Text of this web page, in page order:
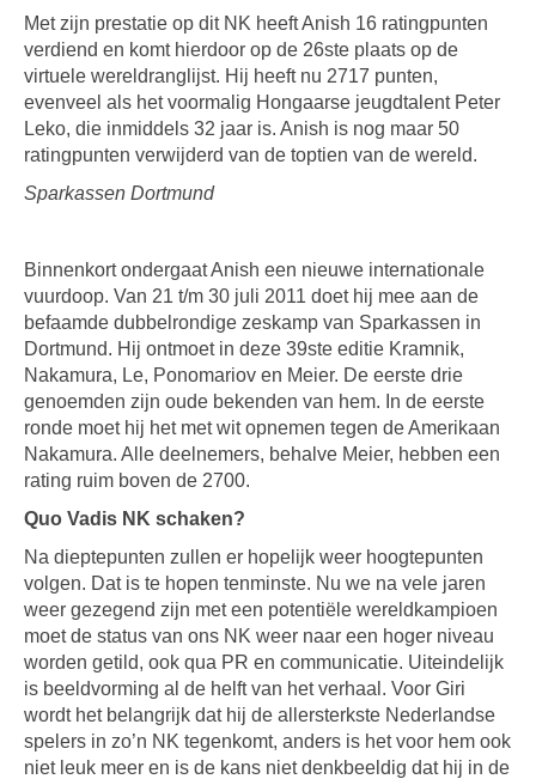
Met zijn prestatie op dit NK heeft Anish 16 ratingpunten
verdiend en komt hierdoor op de 26ste plaats op de
virtuele wereldranglijst. Hij heeft nu 2717 punten,
evenveel als het voormalig Hongaarse jeugdtalent Peter
Leko, die inmiddels 32 jaar is. Anish is nog maar 50
ratingpunten verwijderd van de toptien van de wereld.
Sparkassen Dortmund
Binnenkort ondergaat Anish een nieuwe internationale
vuurdoop. Van 21 t/m 30 juli 2011 doet hij mee aan de
befaamde dubbelrondige zeskamp van Sparkassen in
Dortmund. Hij ontmoet in deze 39ste editie Kramnik,
Nakamura, Le, Ponomariov en Meier. De eerste drie
genoemden zijn oude bekenden van hem. In de eerste
ronde moet hij het met wit opnemen tegen de Amerikaan
Nakamura. Alle deelnemers, behalve Meier, hebben een
rating ruim boven de 2700.
Quo Vadis NK schaken?
Na dieptepunten zullen er hopelijk weer hoogtepunten
volgen. Dat is te hopen tenminste. Nu we na vele jaren
weer gezegend zijn met een potentiële wereldkampioen
moet de status van ons NK weer naar een hoger niveau
worden getild, ook qua PR en communicatie. Uiteindelijk
is beeldvorming al de helft van het verhaal. Voor Giri
wordt het belangrijk dat hij de allersterkste Nederlandse
spelers in zo’n NK tegenkomt, anders is het voor hem ook
niet leuk meer en is de kans niet denkbeeldig dat hij in de